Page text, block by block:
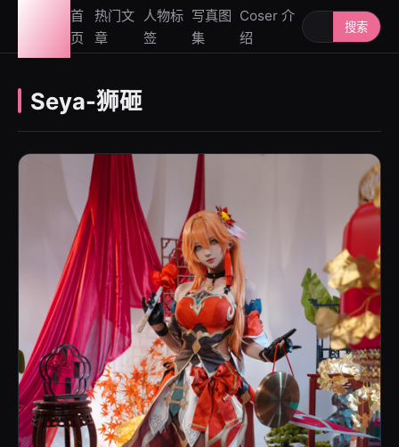
首
页
热门文
章
人物标
签
写真图
集
Coser 介
绍
搜索人物或写
搜索
Seya-狮砸